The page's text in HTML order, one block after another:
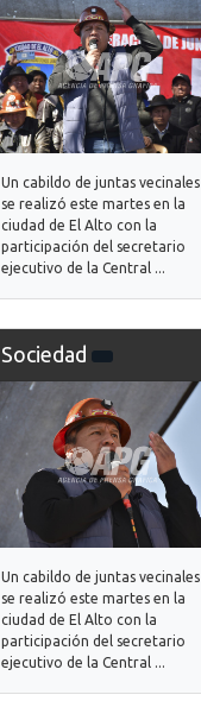
Un cabildo de juntas vecinales
se realizó este martes en la
ciudad de El Alto con la
participación del secretario
ejecutivo de la Central ...
Sociedad
Un cabildo de juntas vecinales
se realizó este martes en la
ciudad de El Alto con la
participación del secretario
ejecutivo de la Central ...